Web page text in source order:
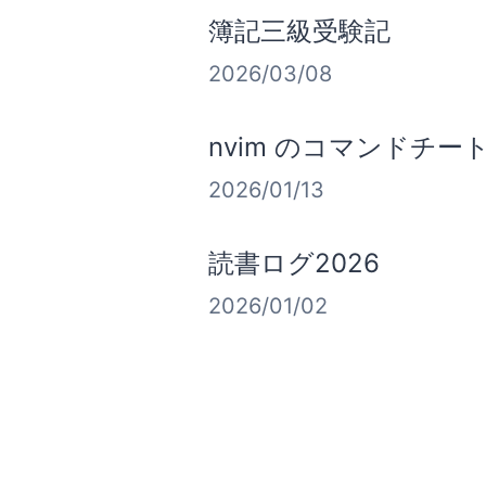
簿記三級受験記
2026/03/08
nvim のコマンドチー
2026/01/13
読書ログ2026
2026/01/02